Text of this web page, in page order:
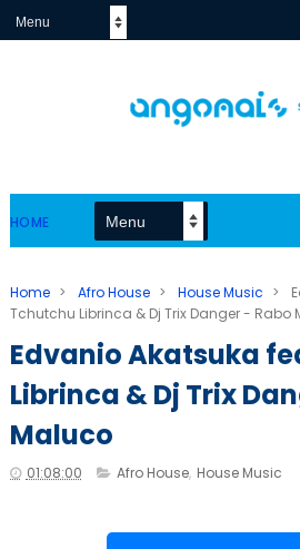
HOME
Home > Afro House > House Music >
Tchutchu Librinca & Dj Trix Danger - Rabo
Edvanio Akatsuka
Librinca & Dj Trix
Maluco
01:08:00 Afro House, House Music